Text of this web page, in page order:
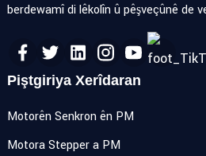
berdewamî di lêkolîn û pêşveçûnê de
Piştgiriya Xerîdaran
Motorên Senkron ên PM
Motora Stepper a PM